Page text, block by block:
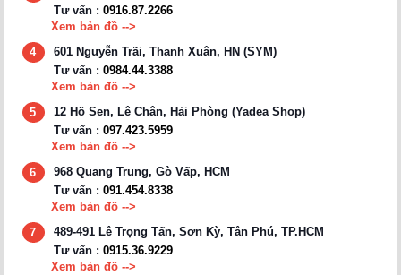
Tư vấn : 0916.87.2266
Xem bản đồ -->
4
601 Nguyễn Trãi, Thanh Xuân, HN (SYM)
Tư vấn : 0984.44.3388
Xem bản đồ -->
5
12 Hồ Sen, Lê Chân, Hải Phòng (Yadea Shop)
Tư vấn : 097.423.5959
Xem bản đồ -->
6
968 Quang Trung, Gò Vấp, HCM
Tư vấn : 091.454.8338
Xem bản đồ -->
7
489-491 Lê Trọng Tấn, Sơn Kỳ, Tân Phú, TP.HCM
Tư vấn : 0915.36.9229
Xem bản đồ -->